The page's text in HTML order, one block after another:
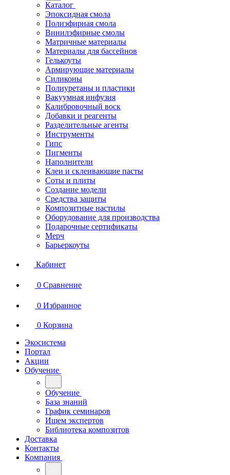
Каталог
Эпоксидная смола
Полиэфирная смола
Винилэфирные смолы
Матричные материалы
Материалы для бассейнов
Гелькоуты
Армирующие материалы
Силиконы
Полиуретаны и пластики
Вакуумная инфузия
Калибровочный воск
Добавки и реагенты
Разделительные агенты
Инструменты
Гипс
Пигменты
Наполнители
Клеи и склеивающие пасты
Соты и плиты
Создание модели
Средства защиты
Композитные настилы
Оборудование для производства
Подарочные сертификаты
Мерч
Барьеркоуты
Кабинет
0 Сравнение
0 Избранное
0 Корзина
Экосистема
Портал
Акции
Обучение
Обучение
База знаний
График семинаров
Ищем экспертов
Библиотека композитов
Доставка
Контакты
Компания